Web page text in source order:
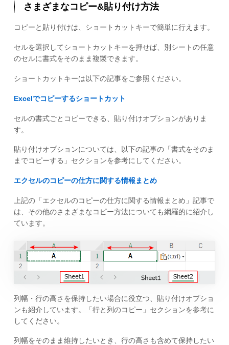
さまざまなコピー&貼り付け方法
コピーと貼り付けは、ショートカットキーで簡単に行えます。
セルを選択してショートカットキーを押せば、別シートの任意
のセルに書式をそのまま複製できます。
ショートカットキーは以下の記事をご参照ください。
Excelでコピーするショートカット
セルの書式ごとコピーできる、貼り付けオプションがありま
す。
貼り付けオプションについては、以下の記事の「書式をそのま
までコピーする」セクションを参考にしてください。
エクセルのコピーの仕方に関する情報まとめ
上記の「エクセルのコピーの仕方に関する情報まとめ」記事で
は、その他のさまざまなコピー方法についても網羅的に紹介し
ています。
列幅・行の高さを保持したい場合に役立つ、貼り付けオプショ
ンも紹介しています。「行と列のコピー」セクションを参考に
してください。
列幅をそのまま維持したいとき、行の高さも含めて保持したい